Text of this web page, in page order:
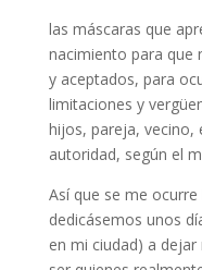
las máscaras que
nacimiento para que
y aceptados, para
limitaciones y
hijos, pareja, vecino,
autoridad, según el
Así que se me
dedicásemos unos
en mi ciudad) a